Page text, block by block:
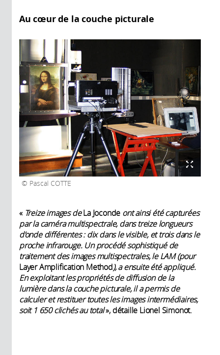
Au cœur de la couche picturale
Pascal COTTE
« Treize images deLa Joconde ont ainsi été capturées
par la caméra multispectrale, dans treize longueurs
d’onde différentes : dix dans le visible, et trois dans le
proche infrarouge. Un procédé sophistiqué de
traitement des images multispectrales, le LAM (pour
Layer Amplification Method), a ensuite été appliqué.
En exploitant les propriétés de diffusion de la
lumière dans la couche picturale, il a permis de
calculer et restituer toutes les images intermédiaires,
soit 1 650 clichés au total», détaille Lionel Simonot.